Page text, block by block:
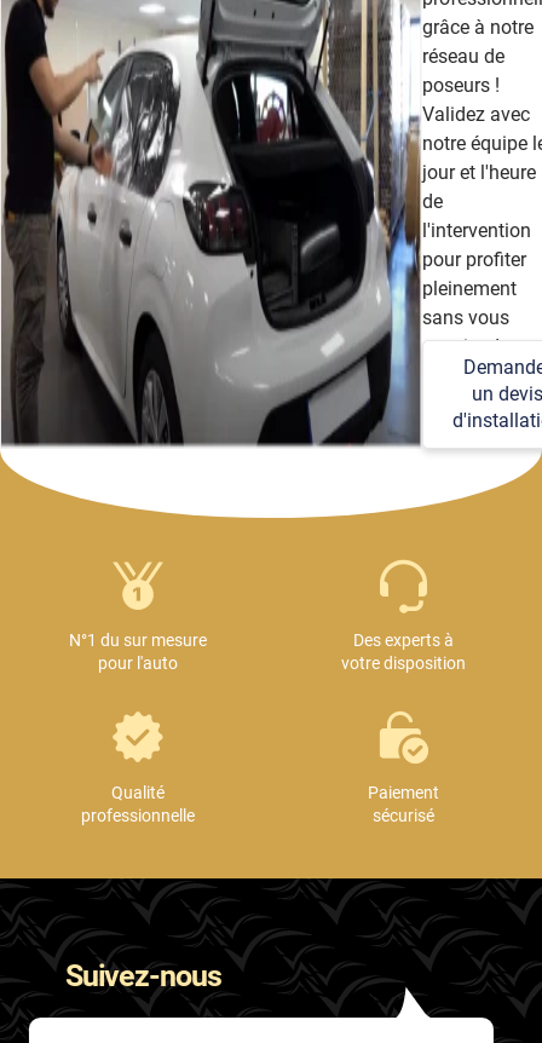
grâce à notre
réseau de
poseurs !
Validez avec
notre équipe
jour et l'heure
de
l'intervention
pour profiter
pleinement
sans vous
soucier des
détails
techniques et
logistiques.
un devis
N°1 du sur mesure
pour l'auto
Des experts à
votre disposition
Qualité
professionnelle
Paiement
sécurisé
Suivez-nous